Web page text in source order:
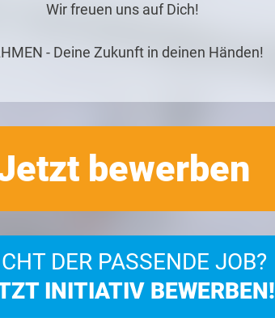
Wir freuen uns auf Dich!
- Deine Zukunft in deinen Händen!
bewerben
DER PASSENDE JOB?
INITIATIV BEWERBEN!